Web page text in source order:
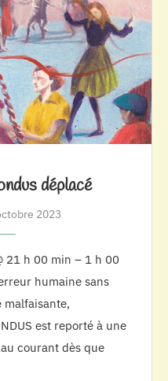
déplacé
2023
h 00 min – 1 h 00
humaine sans
malfaisante,
est reporté à une
courant dès que